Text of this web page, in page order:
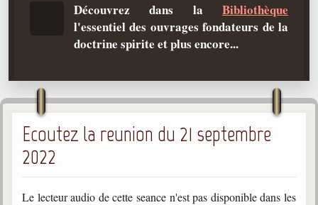
But des manifestations spirites
Médiums
Les hommes
Les fondateurs
Allan Kardec
Léon Denis
Découvrez dans la Bibliothèque
l'essentiel des ouvrages fondateurs de la
doctrine spirite et plus encore...
Ecoutez la reunion du 21 septembre
2022
Le lecteur audio de cette seance n'est pas disponible dans les